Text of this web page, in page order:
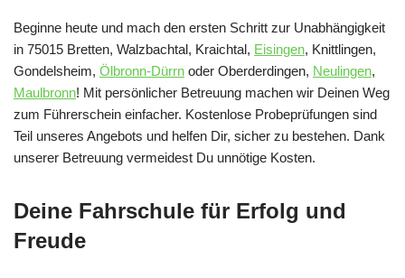
Beginne heute und mach den ersten Schritt zur Unabhängigkeit
in 75015 Bretten, Walzbachtal, Kraichtal, Eisingen, Knittlingen,
Gondelsheim, Ölbronn-Dürrn oder Oberderdingen, Neulingen,
Maulbronn! Mit persönlicher Betreuung machen wir Deinen Weg
zum Führerschein einfacher. Kostenlose Probeprüfungen sind
Teil unseres Angebots und helfen Dir, sicher zu bestehen. Dank
unserer Betreuung vermeidest Du unnötige Kosten.
Deine Fahrschule für Erfolg und
Freude